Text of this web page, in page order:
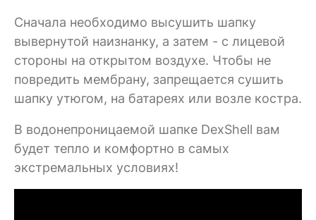
Сначала необходимо высушить шапку
вывернутой наизнанку, а затем - с лицевой
стороны на открытом воздухе. Чтобы не
повредить мембрану, запрещается сушить
шапку утюгом, на батареях или возле костра.
В водонепроницаемой шапке DexShell вам
будет тепло и комфортно в самых
экстремальных условиях!